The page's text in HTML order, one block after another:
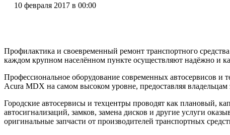
10 февраля 2017 в 00:00
Профилактика и своевременный ремонт транспортного
каждом крупном населённом пункте осуществляют надёжно и
Профессиональное оборудование современных автосервисов и
Acura MDX на самом высоком уровне, предоставляя
Городские автосервисы и техцентры проводят как плановый,
автосигнализаций, замков, замена дисков и другие услуги
оригинальные запчасти от производителей транспортных